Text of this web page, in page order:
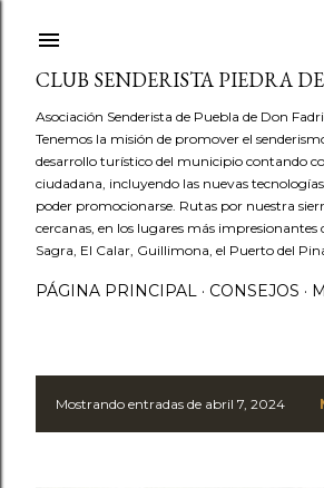
CLUB SENDERISTA PIEDRA
Asociación Senderista de Puebla de Don
Tenemos la misión de promover el
desarrollo turístico del municipio contando
ciudadana, incluyendo las nuevas
poder promocionarse. Rutas por nuestra
cercanas, en los lugares más impresionantes
Sagra, El Calar, Guillimona, el Puerto del
PÁGINA PRINCIPAL CONSEJOS
EMostrando entradas de abril 7, 2024